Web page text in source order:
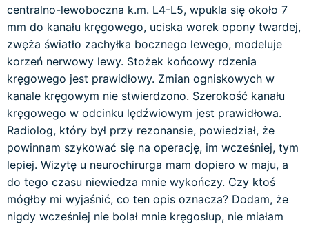
centralno-lewoboczna k.m. L4-L5, wpukla się około 7
mm do kanału kręgowego, uciska worek opony twardej,
zwęża światło zachyłka bocznego lewego, modeluje
korzeń nerwowy lewy. Stożek końcowy rdzenia
kręgowego jest prawidłowy. Zmian ogniskowych w
kanale kręgowym nie stwierdzono. Szerokość kanału
kręgowego w odcinku lędźwiowym jest prawidłowa.
Radiolog, który był przy rezonansie, powiedział, że
powinnam szykować się na operację, im wcześniej, tym
lepiej. Wizytę u neurochirurga mam dopiero w maju, a
do tego czasu niewiedza mnie wykończy. Czy ktoś
mógłby mi wyjaśnić, co ten opis oznacza? Dodam, że
nigdy wcześniej nie bolał mnie kręgosłup, nie miałam